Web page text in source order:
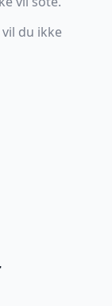
du ikke